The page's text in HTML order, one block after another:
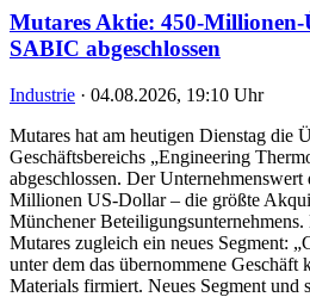
Mutares Aktie: 450-Millionen-
SABIC abgeschlossen
Industrie · 04.08.2026, 19:10 Uhr
Mutares hat am heutigen Dienstag die
Geschäftsbereichs „Engineering
abgeschlossen. Der
Millionen US-Dollar – die größte
Münchener
Mutares zugleich ein neues Segment:
unter dem das übernommene
Materials firmiert. Neues Segment und